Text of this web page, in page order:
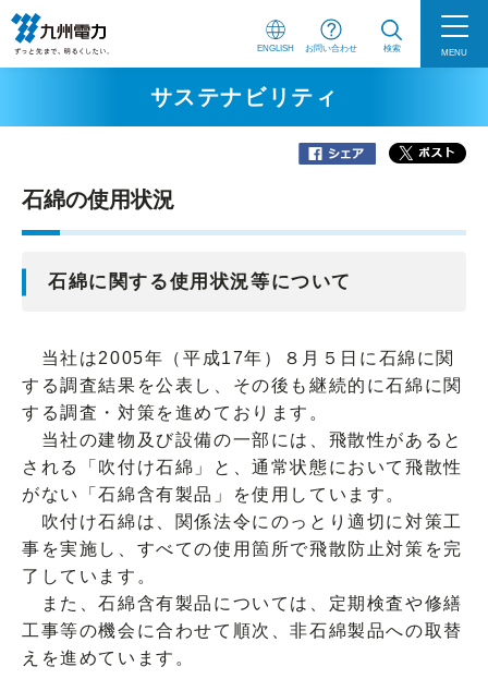
ENGLISH お問い合わせ 検索 MENU
サステナビリティ
石綿の使用状況
石綿に関する使用状況等について
当社は2005年（平成17年）８月５日に石綿に関
する調査結果を公表し、その後も継続的に石綿に関
する調査・対策を進めております。
当社の建物及び設備の一部には、飛散性があると
される「吹付け石綿」と、通常状態において飛散性
がない「石綿含有製品」を使用しています。
吹付け石綿は、関係法令にのっとり適切に対策工
事を実施し、すべての使用箇所で飛散防止対策を完
了しています。
また、石綿含有製品については、定期検査や修繕
工事等の機会に合わせて順次、非石綿製品への取替
えを進めています。